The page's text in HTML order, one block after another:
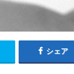
シェア